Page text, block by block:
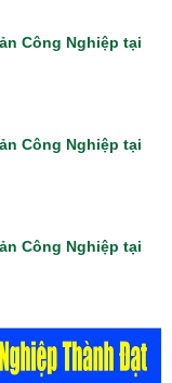
Công Nghiệp tại
Công Nghiệp tại
Công Nghiệp tại